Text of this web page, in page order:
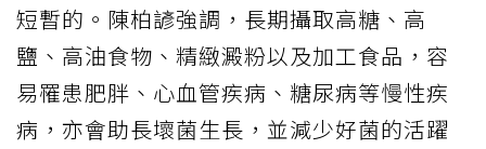
短暫的。陳柏諺強調，長期攝取高糖、高
鹽、高油食物、精緻澱粉以及加工食品，容
易罹患肥胖、心血管疾病、糖尿病等慢性疾
病，亦會助長壞菌生長，並減少好菌的活躍